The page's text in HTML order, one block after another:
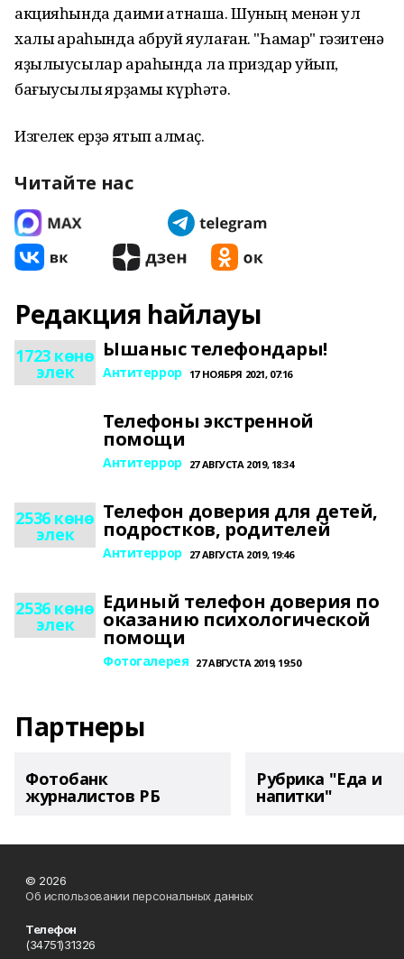
акцияһында даими ҡатнаша. Шуның менән ул
халыҡ араһында абруй яулаған. "Һаҡмар" гәзитенә
яҙылыусылар араһында ла приздар ҡуйып,
бағыусылыҡ ярҙамы күрһәтә.
Изгелек ерҙә ятып ҡалмаҫ.
Читайте нас
Редакция һайлауы
1723 көнө
элек
Ышаныс телефондары!
Антитеррор 17 НОЯБРЯ 2021, 07:16
Телефоны экстренной
помощи
Антитеррор 27 АВГУСТА 2019, 18:34
2536 көнө
элек
Телефон доверия для детей,
подростков, родителей
Антитеррор 27 АВГУСТА 2019, 19:46
2536 көнө
элек
Единый телефон доверия по
оказанию психологической
помощи
Фотогалерея 27 АВГУСТА 2019, 19:50
Партнеры
Фотобанк
журналистов РБ
Рубрика "Еда и
напитки"
© 2026
Об использовании персональных данных
Телефон
(34751)31326